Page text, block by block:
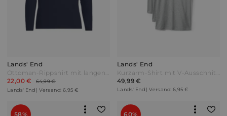
Lands' End
22,00 €
64,99 €
Lands' End | Versand: 6,95 €
Lands' End
49,99 €
Lands' End | Versand: 6,95 €
58% 60%